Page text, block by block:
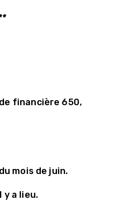
financière 650,
mois de juin.
y a lieu.